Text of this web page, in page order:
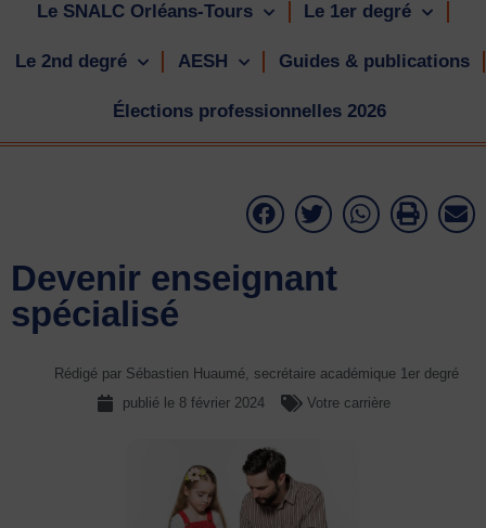
Le SNALC Orléans-Tours Le 1er degré
Le 2nd degré AESH Guides & publications
Élections professionnelles 2026
Devenir enseignant
spécialisé
Rédigé par Sébastien Huaumé, secrétaire académique 1er degré
publié le 8 février 2024 Votre carrière